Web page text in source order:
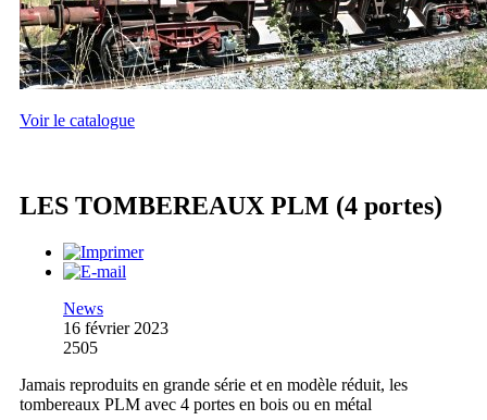
Voir le catalogue
LES TOMBEREAUX PLM (4 portes)
News
16 février 2023
2505
Jamais reproduits en grande série et en modèle réduit, les
tombereaux PLM avec 4 portes en bois ou en métal